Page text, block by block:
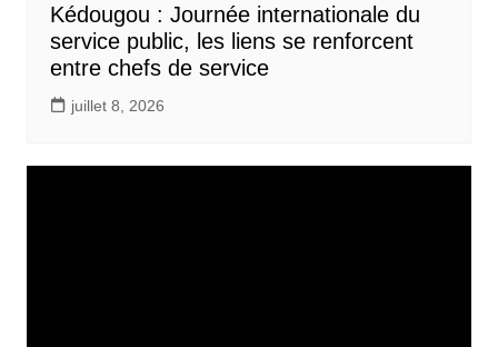
Kédougou : Journée internationale du
service public, les liens se renforcent
entre chefs de service
juillet 8, 2026